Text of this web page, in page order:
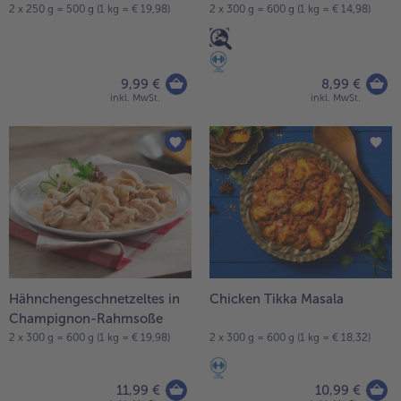
Weiterempfehlen &
2 x 250 g = 500 g (1 kg = € 19,98)
9,99 €
inkl. MwSt.
2 x 300 g = 600 g (1 kg = € 14,98)
8,99 €
inkl. MwSt.
Hähnchengeschnetzeltes in
Champignon-Rahmsoße
2 x 300 g = 600 g (1 kg = € 19,98)
11,99 €
Chicken Tikka Masala
2 x 300 g = 600 g (1 kg = € 18,32)
10,99 €